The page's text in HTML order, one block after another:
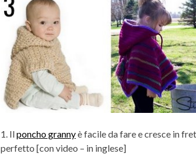
1. Ilponcho grannyè facile da fare e cresce in
perfetto [con video – in inglese]